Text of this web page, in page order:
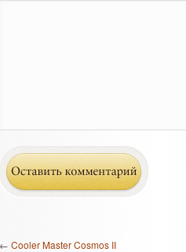
Cooler Master Cosmos II